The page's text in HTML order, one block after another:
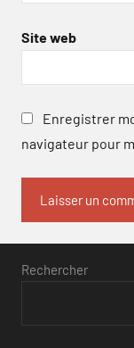
Site web
Enregistrer
navigateur pour
Rechercher